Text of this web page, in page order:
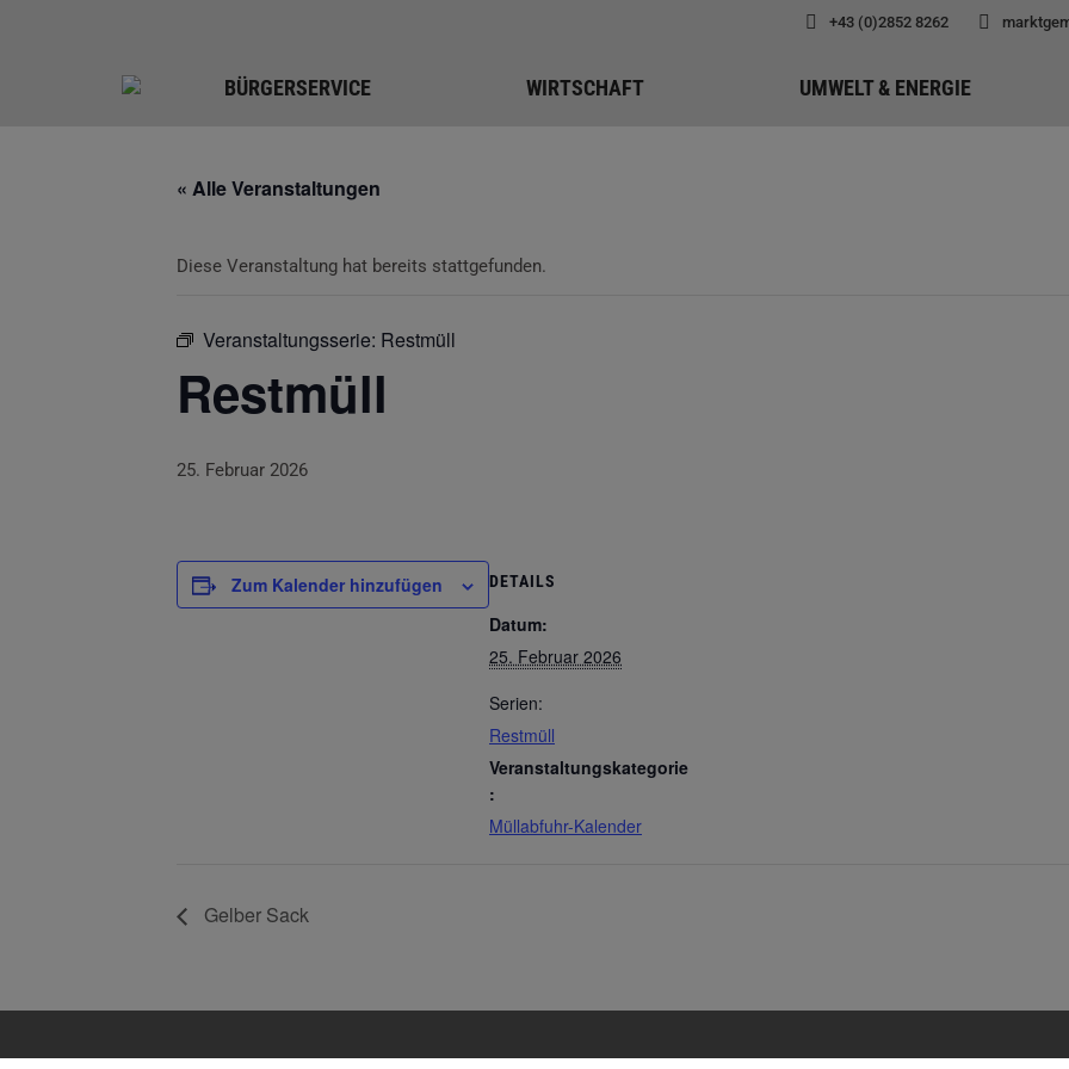
+43 (0)2852 8262
BÜRGERSERVICE WIRTSCHAFT UMWELT & ENERGIE
« Alle Veranstaltungen
Diese Veranstaltung hat bereits stattgefunden.
Veranstaltungsserie: Restmüll
Restmüll
25. Februar 2026
Zum Kalender hinzufügen DETAILS
Datum:
25. Februar 2026
Serien:
Restmüll
Veranstaltungskategorie
:
Müllabfuhr-Kalender
Gelber Sack